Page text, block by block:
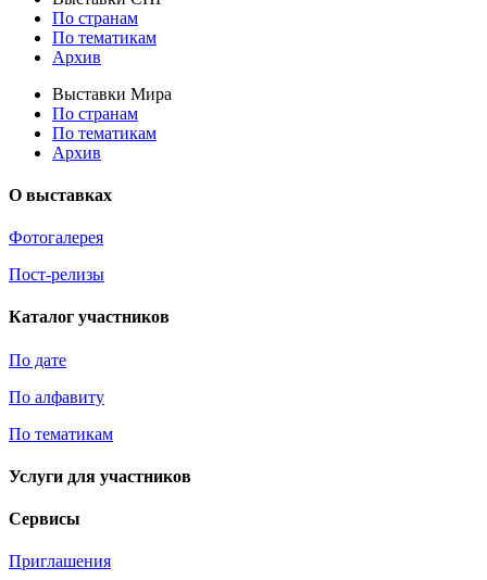
По странам
По тематикам
Архив
Выставки Мира
По странам
По тематикам
Архив
О выставках
Фотогалерея
Пост-релизы
Каталог участников
По дате
По алфавиту
По тематикам
Услуги для участников
Сервисы
Приглашения